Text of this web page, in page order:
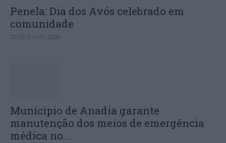
Penela: Dia dos Avós celebrado em
comunidade
30 DE JULHO, 2026
Município de Anadia garante
manutenção dos meios de emergência
médica no...